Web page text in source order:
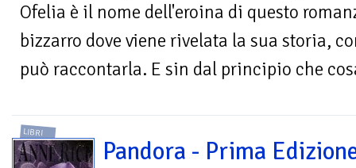
Ofelia è il nome dell'eroina di questo
bizzarro dove viene rivelata la sua storia,
può raccontarla. E sin dal principio che
LIBRI
Pandora - Prima